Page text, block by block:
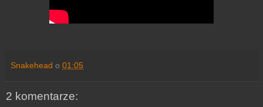
Snakehead o 01:05
2 komentarze: